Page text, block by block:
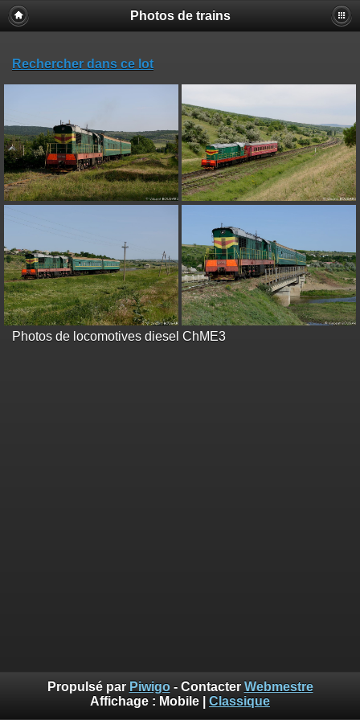
Photos de trains
Rechercher dans ce lot
Photos de locomotives diesel ChME3
Propulsé par Piwigo- Contacter Webmestre
Affichage : Mobile Classique